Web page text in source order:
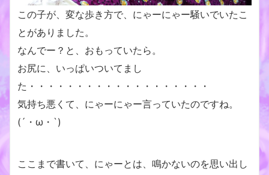
この子が、変な歩き方で、にゃーにゃー騒いでいたこ
とがありました。
なんでー？と、おもっていたら。
お尻に、いっぱいついてまし
た・・・・・・・・・・・・・・・・・・・
気持ち悪くて、にゃーにゃー言っていたのですね。
(´・ω・`)
ここまで書いて、にゃーとは、鳴かないのを思い出し